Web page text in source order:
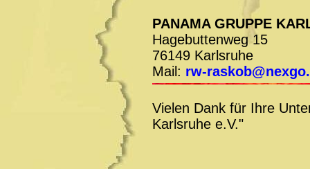
PANAMA GRUPPE
Hagebuttenweg 15
76149 Karlsruhe
Mail: rw-
Vielen Dank für Ihre
Karlsruhe e.V."